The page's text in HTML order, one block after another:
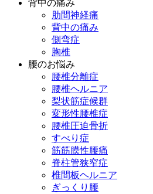
背中の痛み
肋間神経痛
背中の痛み
側弯症
胸椎
腰のお悩み
腰椎分離症
腰椎ヘルニア
梨状筋症候群
変形性腰椎症
腰椎圧迫骨折
すべり症
筋筋膜性腰痛
脊柱管狭窄症
椎間板ヘルニア
ぎっくり腰